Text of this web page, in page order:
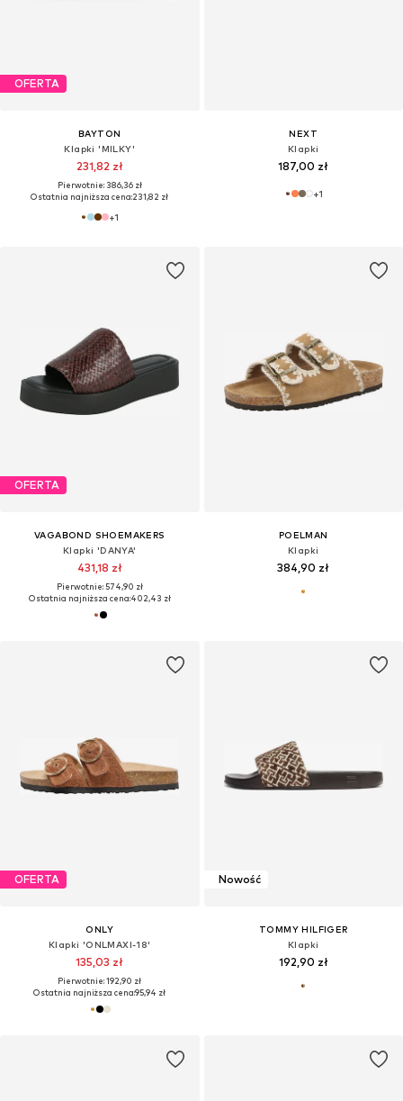
OFERTA
BAYTON
Klapki 'MILKY'
231,82 zł
Pierwotnie: 386,36 zł
Ostatnia najniższa cena:231,82 zł
+1
NEXT
Klapki
187,00 zł
+1
OFERTA
VAGABOND SHOEMAKERS
Klapki 'DANYA'
431,18 zł
Pierwotnie: 574,90 zł
Ostatnia najniższa cena:402,43 zł
POELMAN
Klapki
384,90 zł
OFERTA
ONLY
Klapki 'ONLMAXI-18'
135,03 zł
Pierwotnie: 192,90 zł
Ostatnia najniższa cena:95,94 zł
Nowość
TOMMY HILFIGER
Klapki
192,90 zł